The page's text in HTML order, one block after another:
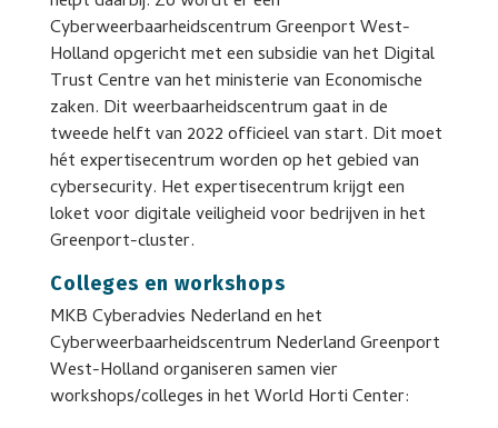
Cyberweerbaarheidscentrum Greenport West-
Holland opgericht met een subsidie van het Digital
Trust Centre van het ministerie van Economische
zaken. Dit weerbaarheidscentrum gaat in de
tweede helft van 2022 officieel van start. Dit moet
hét expertisecentrum worden op het gebied van
cybersecurity. Het expertisecentrum krijgt een
loket voor digitale veiligheid voor bedrijven in het
Greenport-cluster.
Colleges en workshops
MKB Cyberadvies Nederland en het
Cyberweerbaarheidscentrum Nederland Greenport
West-Holland organiseren samen vier
workshops/colleges in het World Horti Center: